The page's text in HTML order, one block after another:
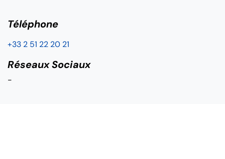
Téléphone
+33 2 51 22 20 21
Réseaux Sociaux
-